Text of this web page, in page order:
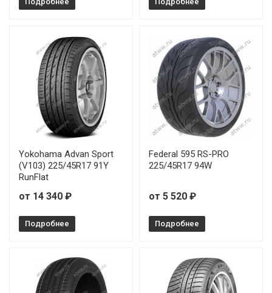
Yokohama Advan Sport
(V103) 225/45R17 91Y
RunFlat
от 14 340 ₽
Подробнее
Federal 595 RS-PRO
225/45R17 94W
от 5 520 ₽
Подробнее